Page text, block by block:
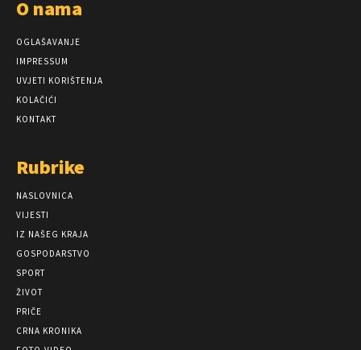
O nama
OGLAŠAVANJE
IMPRESSUM
UVJETI KORIŠTENJA
KOLAČIĆI
KONTAKT
Rubrike
NASLOVNICA
VIJESTI
IZ NAŠEG KRAJA
GOSPODARSTVO
SPORT
ŽIVOT
PRIČE
CRNA KRONIKA